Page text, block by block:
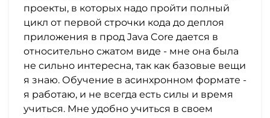
проекты, в которых надо пройти полный
цикл от первой строчки кода до деплоя
приложения в прод Java Core дается в
относительно сжатом виде - мне она была
не сильно интересна, так как базовые вещи
я знаю. Обучение в асинхронном формате -
я работаю, и не всегда есть силы и время
учиться. Мне удобно учиться в своем